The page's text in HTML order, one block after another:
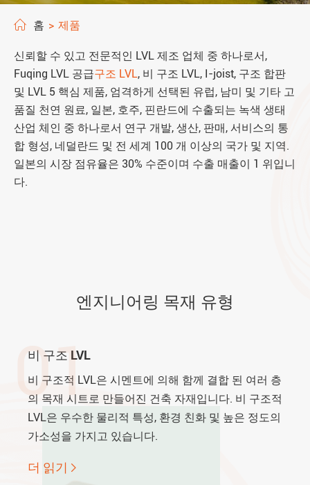
홈 제품
신뢰할 수 있고 전문적인 LVL 제조 업체 중 하나로서,
Fuqing LVL 공급구조 LVL, 비 구조 LVL, I-joist, 구조 합판
및 LVL 5 핵심 제품, 엄격하게 선택된 유럽, 남미 및 기타 고
품질 천연 원료, 일본, 호주, 핀란드에 수출되는 녹색 생태
산업 체인 중 하나로서 연구 개발, 생산, 판매, 서비스의 통
합 형성, 네덜란드 및 전 세계 100 개 이상의 국가 및 지역.
일본의 시장 점유율은 30% 수준이며 수출 매출이 1 위입니
다.
엔지니어링 목재 유형
01
비 구조 LVL
비 구조적 LVL은 시멘트에 의해 함께 결합 된 여러 층
의 목재 시트로 만들어진 건축 자재입니다. 비 구조적
LVL은 우수한 물리적 특성, 환경 친화 및 높은 정도의
가소성을 가지고 있습니다.
더 읽기 